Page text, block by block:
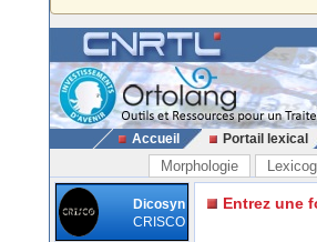
Accueil Portail lexical
Morphologie
Dicosyn
CRISCO
Entrez une